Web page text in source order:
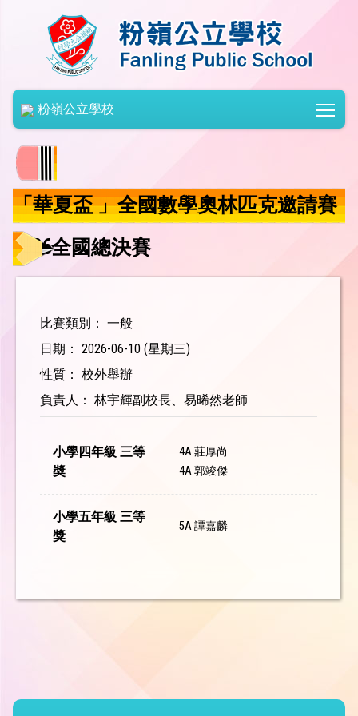
粉嶺公立學校
「華夏盃 」全國數學奧林匹克邀請賽
2026全國總決賽
比賽類別： 一般
日期： 2026-06-10 (星期三)
性質： 校外舉辦
負責人： 林宇輝副校長、易晞然老師
小學四年級 三等
奬
4A 莊厚尚
4A 郭竣傑
小學五年級 三等
獎
5A 譚嘉麟